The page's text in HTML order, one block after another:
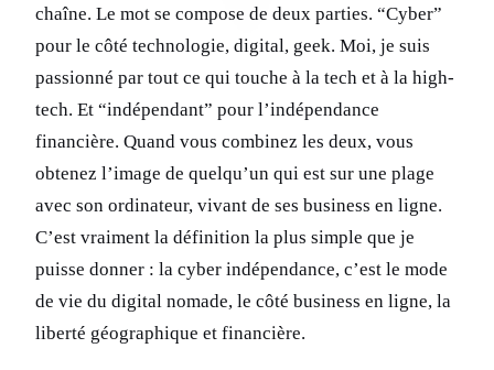
chaîne. Le mot se compose de deux parties. “Cyber”
pour le côté technologie, digital, geek. Moi, je suis
passionné par tout ce qui touche à la tech et à la high-
tech. Et “indépendant” pour l’indépendance
financière. Quand vous combinez les deux, vous
obtenez l’image de quelqu’un qui est sur une plage
avec son ordinateur, vivant de ses business en ligne.
C’est vraiment la définition la plus simple que je
puisse donner : la cyber indépendance, c’est le mode
de vie du digital nomade, le côté business en ligne, la
liberté géographique et financière.